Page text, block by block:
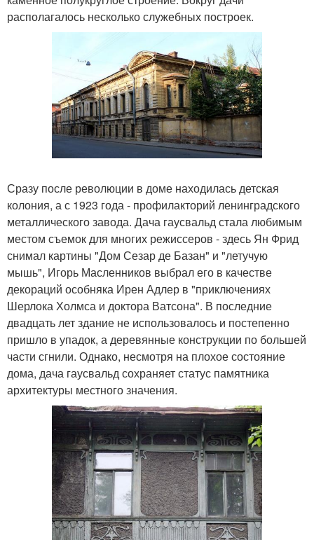
располагалось несколько служебных построек.
Сразу после революции в доме находилась детская
колония, а с 1923 года - профилакторий ленинградского
металлического завода. Дача гаусвальд стала любимым
местом съемок для многих режиссеров - здесь Ян Фрид
снимал картины "Дом Сезар де Базан" и "летучую
мышь", Игорь Масленников выбрал его в качестве
декораций особняка Ирен Адлер в "приключениях
Шерлока Холмса и доктора Ватсона". В последние
двадцать лет здание не использовалось и постепенно
пришло в упадок, а деревянные конструкции по большей
части сгнили. Однако, несмотря на плохое состояние
дома, дача гаусвальд сохраняет статус памятника
архитектуры местного значения.